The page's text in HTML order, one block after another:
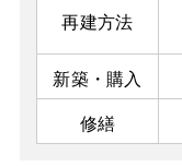
再建方法
新築・購入
修繕